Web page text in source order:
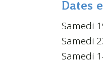
Dates
Samedi
Samedi
Samedi